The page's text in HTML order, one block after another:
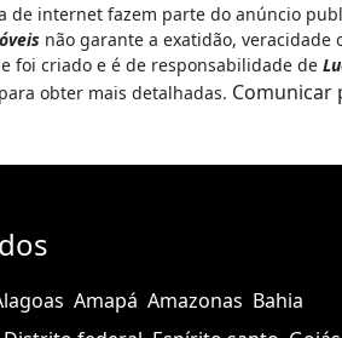
de internet fazem parte do anúncio
não garante a exatidão,
foi criado e é de responsabilidade de
para obter mais detalhadas. Comunicar
Amapá Amazonas Bahia